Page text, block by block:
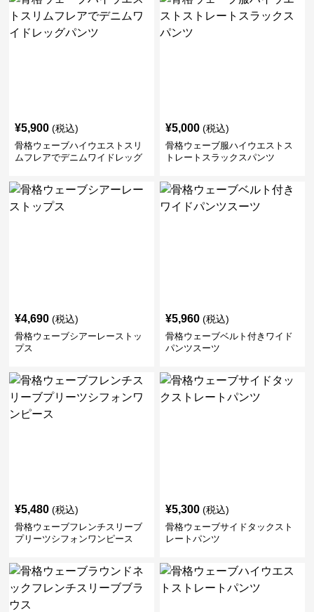
¥5,900 (税込)
骨格ウェーブハイウエストスリ
ムフレアでデニムワイドレッグ
¥5,000 (税込)
骨格ウェーブ服ハイウエストス
トレートスラックスパンツ
¥4,690 (税込)
骨格ウェーブシアーレーストッ
プス
¥5,960 (税込)
骨格ウェーブベルト付きワイド
パンツスーツ
¥5,480 (税込)
骨格ウェーブフレンチスリーブ
プリーツシフォンワンピース
¥5,300 (税込)
骨格ウェーブサイドタックスト
レートパンツ